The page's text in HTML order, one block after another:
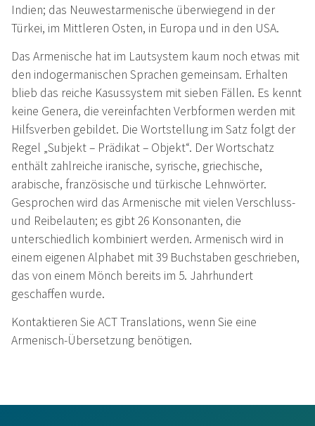
Indien; das Neuwestarmenische überwiegend in der
Türkei, im Mittleren Osten, in Europa und in den USA.
Das Armenische hat im Lautsystem kaum noch etwas mit
den indogermanischen Sprachen gemeinsam. Erhalten
blieb das reiche Kasussystem mit sieben Fällen. Es kennt
keine Genera, die vereinfachten Verbformen werden mit
Hilfsverben gebildet. Die Wortstellung im Satz folgt der
Regel „Subjekt – Prädikat – Objekt“. Der Wortschatz
enthält zahlreiche iranische, syrische, griechische,
arabische, französische und türkische Lehnwörter.
Gesprochen wird das Armenische mit vielen Verschluss-
und Reibelauten; es gibt 26 Konsonanten, die
unterschiedlich kombiniert werden. Armenisch wird in
einem eigenen Alphabet mit 39 Buchstaben geschrieben,
das von einem Mönch bereits im 5. Jahrhundert
geschaffen wurde.
Kontaktieren Sie ACT Translations, wenn Sie eine
Armenisch-Übersetzung benötigen.